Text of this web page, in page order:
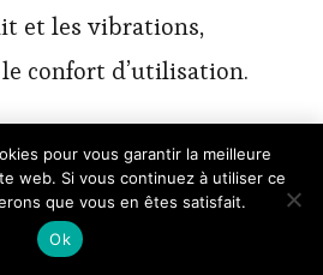
et les vibrations,
confort d’utilisation.
à bande
×
75 x 533mm Bande de
de Ba…
Voir l'offre
pour vous garantir la meilleure
web. Si vous continuez à utiliser ce
que vous en êtes satisfait.
Ok